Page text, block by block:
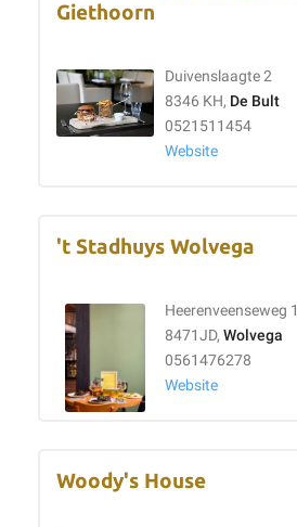
Giethoorn
Duivenslaagte 2
8346 KH, De Bult
0521511454
Website
't Stadhuys Wolvega
Heerenveenseweg 1
8471JD, Wolvega
0561476278
Website
Woody's House